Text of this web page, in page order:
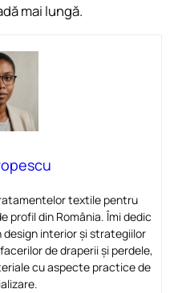
mai lungă.
textile pentru
profil din România. Îmi dedic
interior și strategiilor
de draperii și perdele,
cu aspecte practice de